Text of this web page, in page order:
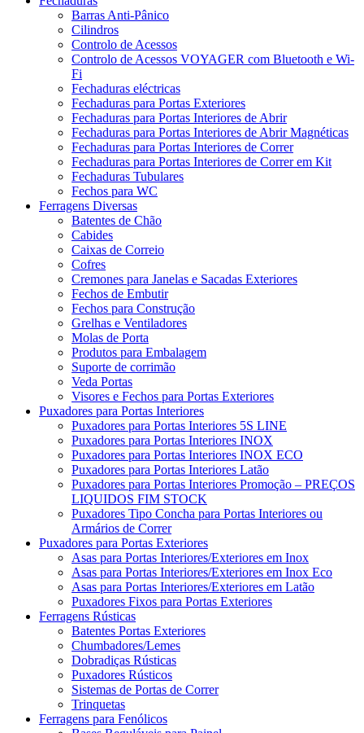
Barras Anti-Pânico
Cilindros
Controlo de Acessos
Controlo de Acessos VOYAGER com Bluetooth e Wi-
Fi
Fechaduras eléctricas
Fechaduras para Portas Exteriores
Fechaduras para Portas Interiores de Abrir
Fechaduras para Portas Interiores de Abrir Magnéticas
Fechaduras para Portas Interiores de Correr
Fechaduras para Portas Interiores de Correr em Kit
Fechaduras Tubulares
Fechos para WC
Ferragens Diversas
Batentes de Chão
Cabides
Caixas de Correio
Cofres
Cremones para Janelas e Sacadas Exteriores
Fechos de Embutir
Fechos para Construção
Grelhas e Ventiladores
Molas de Porta
Produtos para Embalagem
Suporte de corrimão
Veda Portas
Visores e Fechos para Portas Exteriores
Puxadores para Portas Interiores
Puxadores para Portas Interiores 5S LINE
Puxadores para Portas Interiores INOX
Puxadores para Portas Interiores INOX ECO
Puxadores para Portas Interiores Latão
Puxadores para Portas Interiores Promoção – PREÇOS
LIQUIDOS FIM STOCK
Puxadores Tipo Concha para Portas Interiores ou
Armários de Correr
Puxadores para Portas Exteriores
Asas para Portas Interiores/Exteriores em Inox
Asas para Portas Interiores/Exteriores em Inox Eco
Asas para Portas Interiores/Exteriores em Latão
Puxadores Fixos para Portas Exteriores
Ferragens Rústicas
Batentes Portas Exteriores
Chumbadores/Lemes
Dobradiças Rústicas
Puxadores Rústicos
Sistemas de Portas de Correr
Trinquetas
Ferragens para Fenólicos